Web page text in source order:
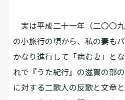
実は平成二十一年（二〇〇
の小旅行の頃から、私の妻も
かなり進行して「病む妻」と
れで『うた紀行』の滋賀の部
に対する二歌人の反歌と文章